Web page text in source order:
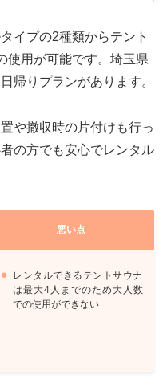
イプの2種類からテント
使用が可能です。埼玉県
帰りプランがあります。
や撤収時の片付けも行っ
の方でも安心でレンタル
悪い点
レンタルできるテントサウナ
は最大4人までのため大人数
での使用ができない